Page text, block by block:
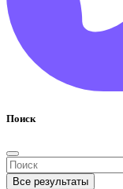
Поиск
Все результаты